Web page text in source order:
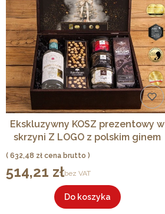
Ekskluzywny KOSZ prezentowy w
skrzyni Z LOGO z polskim ginem
najlepszym na świecie LUX
Cena
632,48 zł
Cena
514,21 złbez VAT
Do koszyka